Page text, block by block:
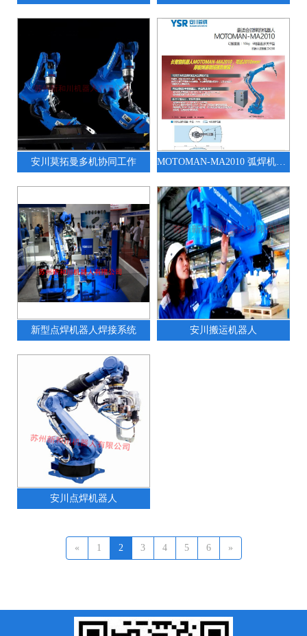
安川莫拓曼多机协同工作 MOTOMAN-MA2010 弧焊机器人
新型点焊机器人焊接系统 安川搬运机器人
安川点焊机器人
« 1 2 3 4 5 6 »